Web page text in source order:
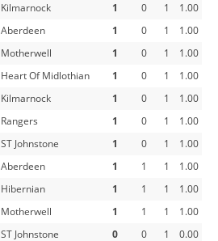
Kilmarnock 1 0 1
1.00
Aberdeen 1 0 1
1.00
Motherwell 1 0 1
1.00
Heart Of Midlothian 1 0 1
1.00
Kilmarnock 1 0 1
1.00
Rangers 1 0 1
1.00
ST Johnstone 1 0 1
1.00
Aberdeen 1 1 1
1.00
Hibernian 1 1 1
1.00
Motherwell 1 1 1
1.00
ST Johnstone 0 0 1
0.00